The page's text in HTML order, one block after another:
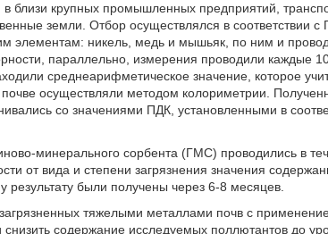
в близи крупных промышленных предприятий,
земли. Отбор осуществлялся в соответствии
никель, медь и мышьяк, по ним и
параллельно, измерения проводили каждые
среднеарифметическое значение, которое
осуществляли методом колориметрии.
со значениями ПДК, установленными в
минерального сорбента (ГМС) проводились в
от вида и степени загрязнения значения
были получены через 6-8 месяцев.
тяжелыми металлами почв с
снизить содержание исследуемых поллютантов до